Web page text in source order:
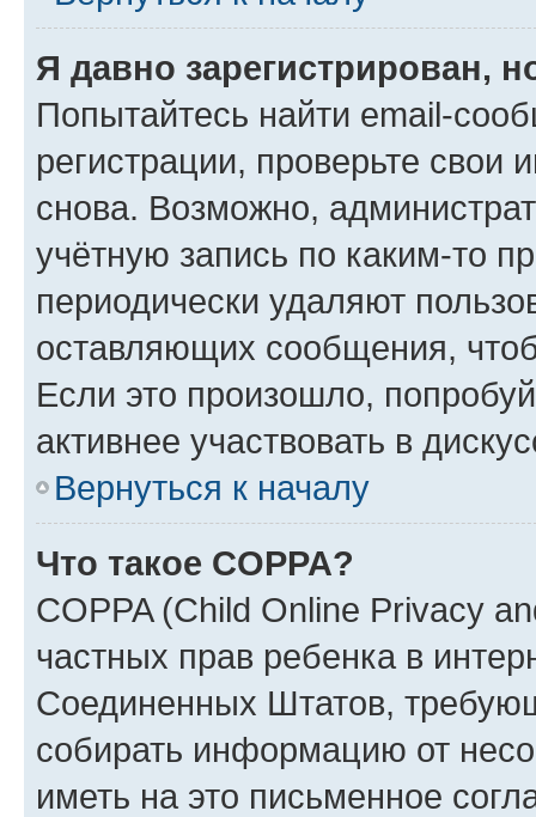
Я давно зарегистрирован,
Попытайтесь найти email-
регистрации, проверьте свои
снова. Возможно,
учётную запись по каким-то
периодически удаляют
оставляющих сообщения,
Если это произошло,
активнее участвовать в
Вернуться к началу
Что такое COPPA?
COPPA (Child Online Privacy
частных прав ребенка в
Соединенных Штатов,
собирать информацию от
иметь на это письменное